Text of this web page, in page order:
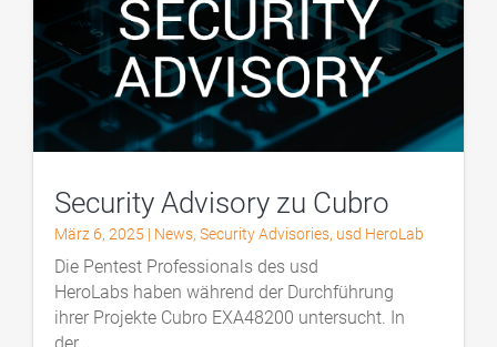
Security Advisory zu Cubro
März 6, 2025 | News,Security Advisories, usd HeroLab
Die Pentest Professionals des usd
HeroLabs haben während der Durchführung
ihrer Projekte Cubro EXA48200 untersucht. In